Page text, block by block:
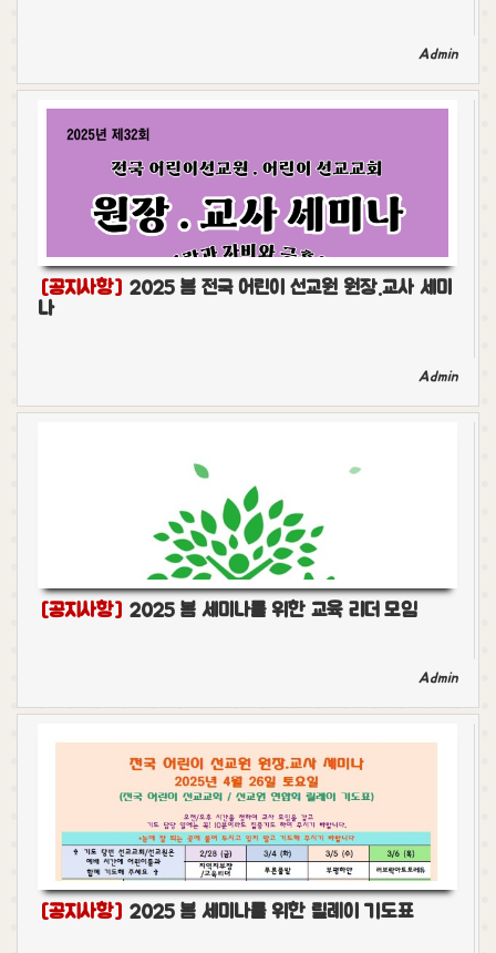
Admin
[공지사항] 2025 봄 전국 어린이 선교원 원장.교사 세미
나
Admin
[공지사항] 2025 봄 세미나를 위한 교육 리더 모임
Admin
[공지사항] 2025 봄 세미나를 위한 릴레이 기도표